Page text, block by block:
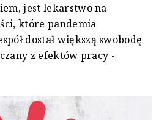
jest lekarstwo na
które pandemia
dostał większą swobodę
z efektów pracy -